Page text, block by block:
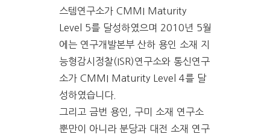
스템연구소가 CMMI Maturity
Level 5를 달성하였으며 2010년 5월
에는 연구개발본부 산하 용인 소재 지
능형감시정찰(ISR)연구소와 통신연구
소가 CMMI Maturity Level 4를 달
성하였습니다.
그리고 금번 용인, 구미 소재 연구소
뿐만이 아니라 분당과 대전 소재 연구